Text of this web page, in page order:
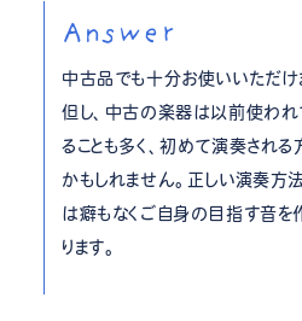
Answer
中古品でも十分お使いいただけ
但し、中古の楽器は以前使わ
ることも多く、初めて演奏され
かもしれません。正しい演奏方
は癖もなくご自身の目指す音を
ります。